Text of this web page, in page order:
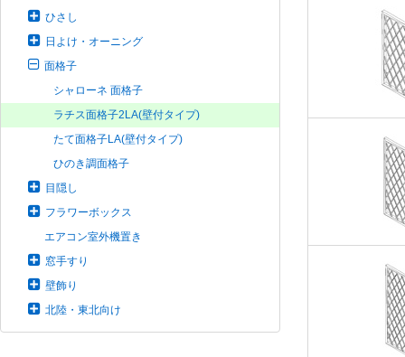
ひさし
日よけ・オーニング
面格子
シャローネ 面格子
ラチス面格子2LA(壁付タイプ)
たて面格子LA(壁付タイプ)
ひのき調面格子
目隠し
フラワーボックス
エアコン室外機置き
窓手すり
壁飾り
北陸・東北向け